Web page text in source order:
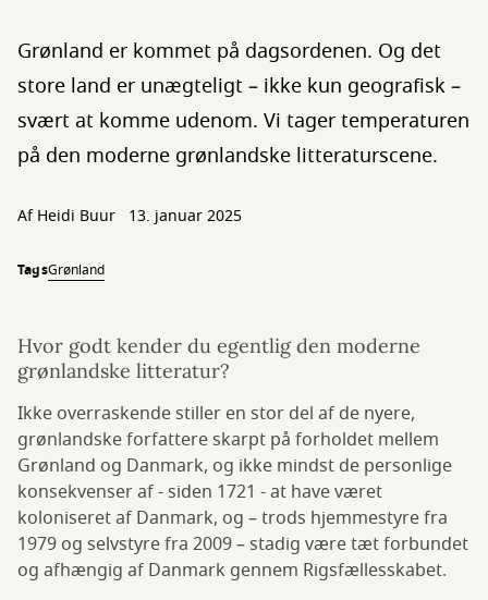
Grønland er kommet på dagsordenen. Og det
store land er unægteligt – ikke kun geografisk –
svært at komme udenom. Vi tager temperaturen
på den moderne grønlandske litteraturscene.
AfHeidi Buur 13. januar 2025
TagsGrønland
Hvor godt kender du egentlig den moderne
grønlandske litteratur?
Ikke overraskende stiller en stor del af de nyere,
grønlandske forfattere skarpt på forholdet mellem
Grønland og Danmark, og ikke mindst de personlige
konsekvenser af - siden 1721 - at have været
koloniseret af Danmark, og – trods hjemmestyre fra
1979 og selvstyre fra 2009 – stadig være tæt forbundet
og afhængig af Danmark gennem Rigsfællesskabet.